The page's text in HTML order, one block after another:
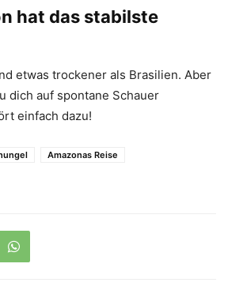
hat das stabilste
etwas trockener als Brasilien. Aber
dich auf spontane Schauer
einfach dazu!
Amazonas Reise